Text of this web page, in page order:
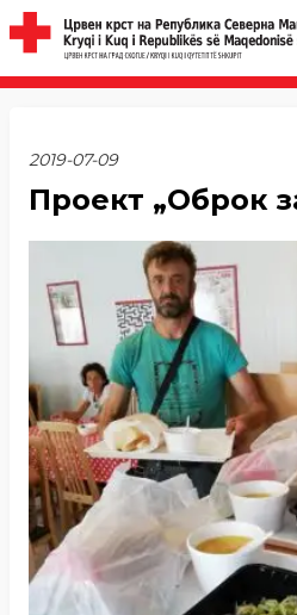
2019-07-09
Проект „Оброк